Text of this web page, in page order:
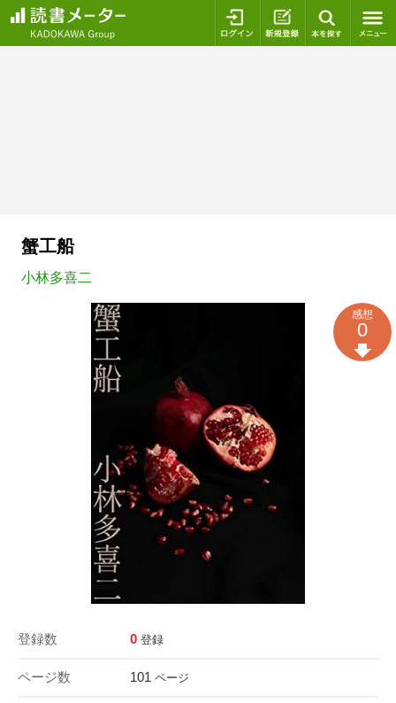
ログイン 新規登録
蟹工船
小林多喜二
登録数 0 登録
ページ数 101 ページ
感想
0